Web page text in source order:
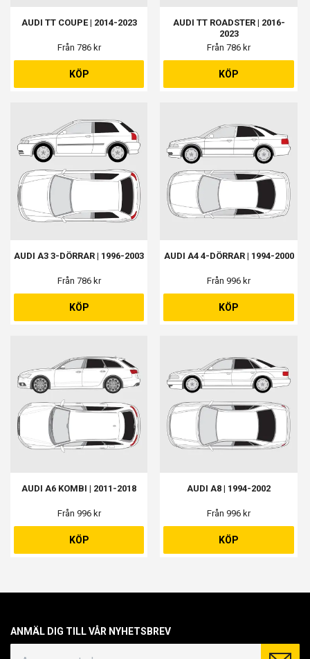
AUDI TT COUPE | 2014-2023
Från 786 kr
KÖP
AUDI TT ROADSTER | 2016-
2023
Från 786 kr
KÖP
AUDI A3 3-DÖRRAR | 1996-2003
Från 786 kr
KÖP
AUDI A4 4-DÖRRAR | 1994-2000
Från 996 kr
KÖP
AUDI A6 KOMBI | 2011-2018
Från 996 kr
KÖP
AUDI A8 | 1994-2002
Från 996 kr
KÖP
ANMÄL DIG TILL VÅR NYHETSBREV